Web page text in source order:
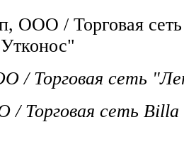
ООО / Торговая
/ Торговая сеть
/ Торговая сеть